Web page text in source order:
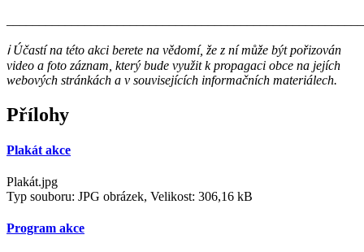
ℹ️ Účastí na této akci berete na vědomí, že z ní může být pořizován
video a foto záznam, který bude využit k propagaci obce na jejích
webových stránkách a v souvisejících informačních materiálech.
Přílohy
Plakát akce
Plakát.jpg
Typ souboru: JPG obrázek, Velikost: 306,16 kB
Program akce